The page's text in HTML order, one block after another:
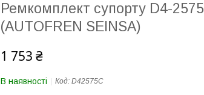
Ремкомплект супорту D4-
(AUTOFREN SEINSA)
1 753 ₴
В наявності Код: D42575C